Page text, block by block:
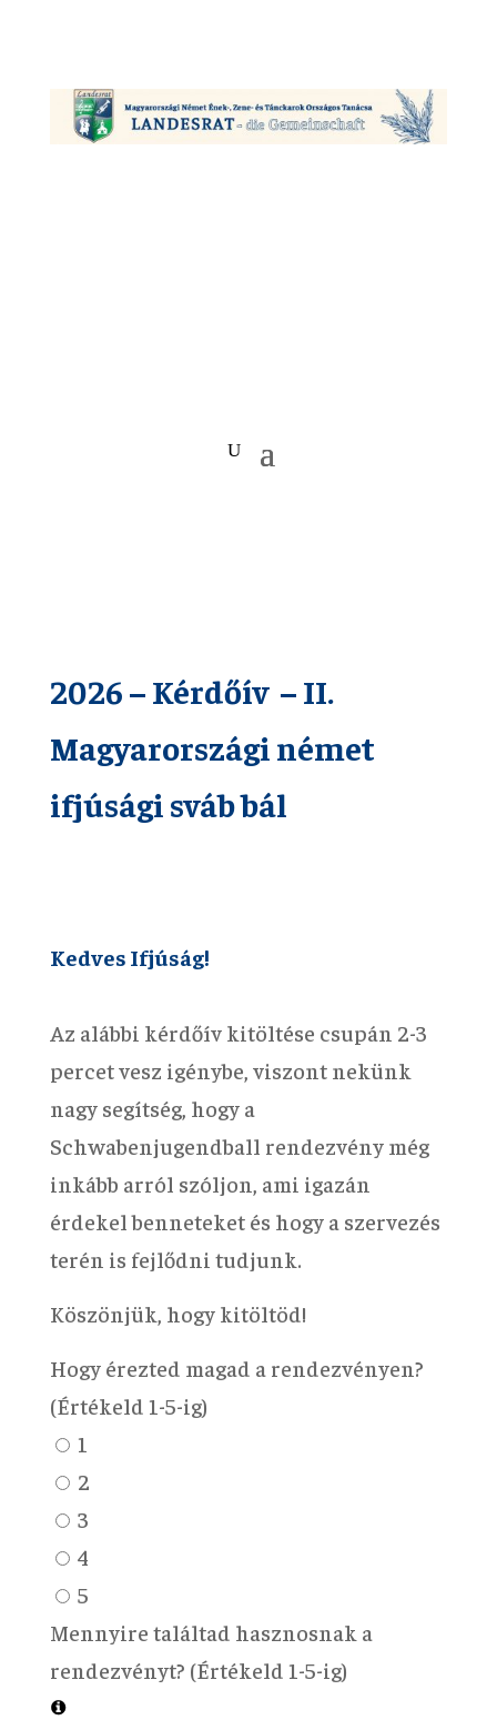
2026 – Kérdőív – II.
Magyarországi német
ifjúsági sváb bál
Kedves Ifjúság!
Az alábbi kérdőív kitöltése csupán 2-3
percet vesz igénybe, viszont nekünk
nagy segítség, hogy a
Schwabenjugendball rendezvény még
inkább arról szóljon, ami igazán
érdekel benneteket és hogy a szervezés
terén is fejlődni tudjunk.
Köszönjük, hogy kitöltöd!
Hogy érezted magad a rendezvényen?
(Értékeld 1-5-ig)
1
2
3
4
5
Mennyire találtad hasznosnak a
rendezvényt? (Értékeld 1-5-ig)